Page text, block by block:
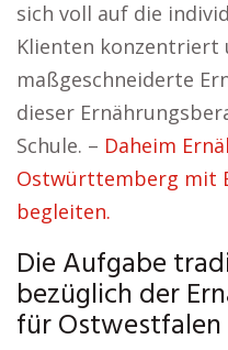
sich voll auf die
Klienten konzentriert
maßgeschneiderte
dieser
Schule. – Daheim
Ostwürttemberg mit
begleiten.
Die Aufgabe
bezüglich der
für Ostwestfalen